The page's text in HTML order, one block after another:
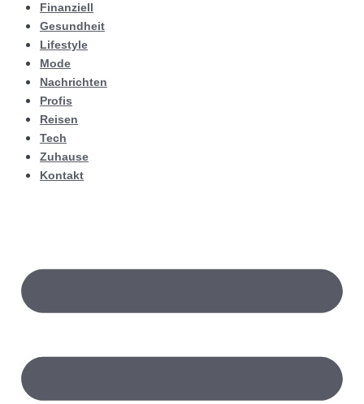
Finanziell
Gesundheit
Lifestyle
Mode
Nachrichten
Profis
Reisen
Tech
Zuhause
Kontakt